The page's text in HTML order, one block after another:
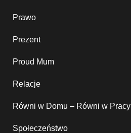
Prawo
Prezent
Proud Mum
Relacje
Równi w Domu – Równi w Pracy
Społeczeństwo